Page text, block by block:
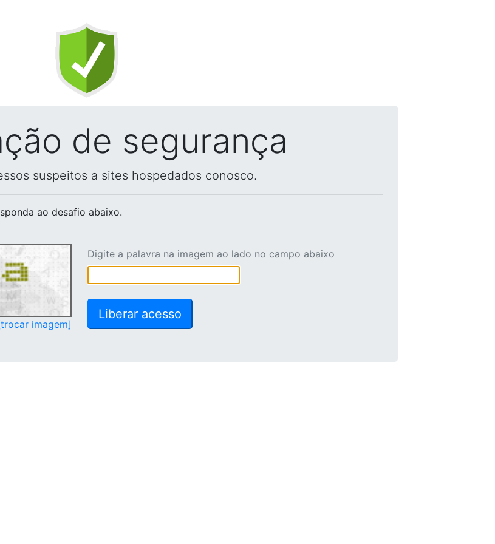
de segurança
suspeitos a sites hospedados conosco.
ao desafio abaixo.
imagem]
Digite a palavra na imagem ao lado no campo abaixo